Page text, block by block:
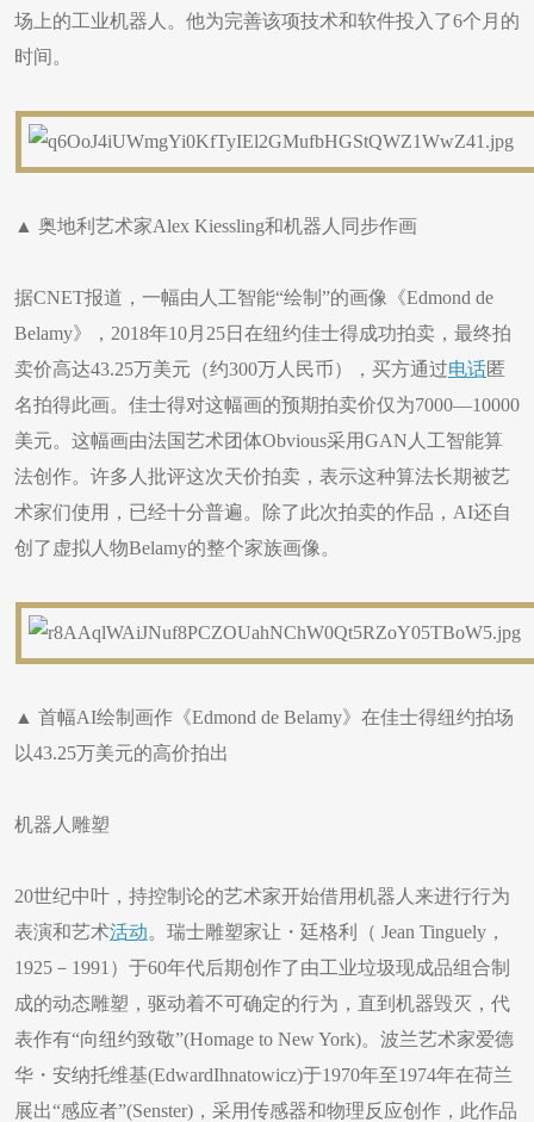
场上的工业机器人。他为完善该项技术和软件投入了6个月的
时间。
▲ 奥地利艺术家Alex Kiessling和机器人同步作画
据CNET报道，一幅由人工智能“绘制”的画像《Edmond de
Belamy》，2018年10月25日在纽约佳士得成功拍卖，最终拍
卖价高达43.25万美元（约300万人民币），买方通过电话匿
名拍得此画。佳士得对这幅画的预期拍卖价仅为7000—10000
美元。这幅画由法国艺术团体Obvious采用GAN人工智能算
法创作。许多人批评这次天价拍卖，表示这种算法长期被艺
术家们使用，已经十分普遍。除了此次拍卖的作品，AI还自
创了虚拟人物Belamy的整个家族画像。
▲ 首幅AI绘制画作《Edmond de Belamy》在佳士得纽约拍场
以43.25万美元的高价拍出
机器人雕塑
20世纪中叶，持控制论的艺术家开始借用机器人来进行行为
表演和艺术活动。瑞士雕塑家让・廷格利（ Jean Tinguely，
1925－1991）于60年代后期创作了由工业垃圾现成品组合制
成的动态雕塑，驱动着不可确定的行为，直到机器毁灭，代
表作有“向纽约致敬”(Homage to New York)。波兰艺术家爱德
华・安纳托维基(EdwardIhnatowicz)于1970年至1974年在荷兰
展出“感应者”(Senster)，采用传感器和物理反应创作，此作品